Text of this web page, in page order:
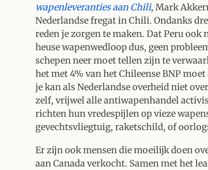
wapenleveranties aan Chili, Mark
Nederlandse fregat in Chili. Ondanks
reden je zorgen te maken. Dat Peru ook
heuse wapenwedloop dus, geen
schepen neer moet tellen zijn te
het met 4% van het Chileense BNP
je kan als Nederlandse overheid niet
zelf, vrijwel alle antiwapenhandel
richten hun vredespijlen op vieze
gevechtsvliegtuig, raketschild, of
Er zijn ook mensen die moeilijk doen
aan Canada verkocht. Samen met het